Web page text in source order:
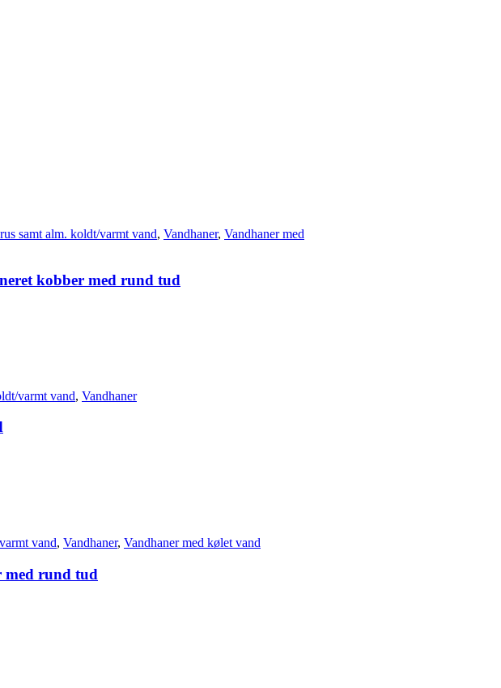
samt alm. koldt/varmt vand, Vandhaner, Vandhaner med
kobber med rund tud
varmt vand, Vandhaner
vand, Vandhaner, Vandhaner med kølet vand
med rund tud